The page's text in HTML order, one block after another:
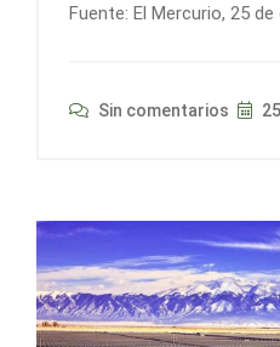
Fuente: El Mercurio, 25 de
Sin comentarios